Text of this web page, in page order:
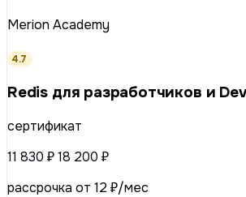
Merion Academy
4.7
Redis для разработчиков и
сертификат
11 830 ₽18 200 ₽
рассрочка от 12 ₽/мес